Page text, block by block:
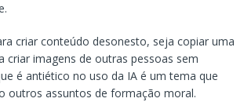
criar conteúdo desonesto, seja copiar uma
imagens de outras pessoas sem
é antiético no uso da IA é um tema que
outros assuntos de formação moral.